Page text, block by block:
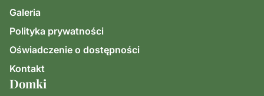
Galeria
Polityka prywatności
Oświadczenie o dostępności
Kontakt
Domki